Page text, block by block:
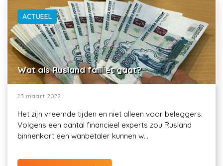
ACTUEEL
Wat als Rusland failliet gaat?
23 maart 2022
Het zijn vreemde tijden en niet alleen voor beleggers.
Volgens een aantal financieel experts zou Rusland
binnenkort een wanbetaler kunnen w...